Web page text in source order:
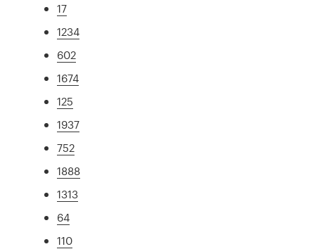
17
1234
602
1674
125
1937
752
1888
1313
64
110